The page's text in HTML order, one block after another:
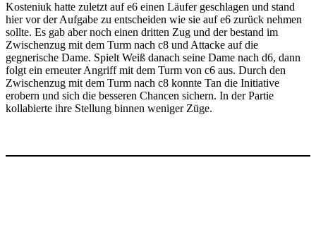
Kosteniuk hatte zuletzt auf e6 einen Läufer geschlagen und stand
hier vor der Aufgabe zu entscheiden wie sie auf e6 zurück nehmen
sollte. Es gab aber noch einen dritten Zug und der bestand im
Zwischenzug mit dem Turm nach c8 und Attacke auf die
gegnerische Dame. Spielt Weiß danach seine Dame nach d6, dann
folgt ein erneuter Angriff mit dem Turm von c6 aus. Durch den
Zwischenzug mit dem Turm nach c8 konnte Tan die Initiative
erobern und sich die besseren Chancen sichern. In der Partie
kollabierte ihre Stellung binnen weniger Züge.